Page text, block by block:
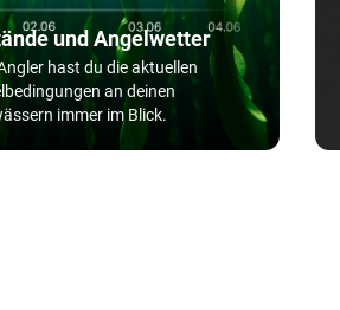
und Angelwetter
hast du die aktuellen
an deinen
immer im Blick.